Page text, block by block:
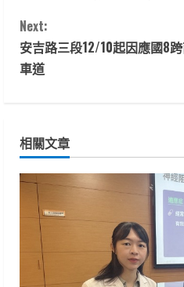
n
t
n
u
Next:
安吉路三段12/10起因應國8
車道
相關文章